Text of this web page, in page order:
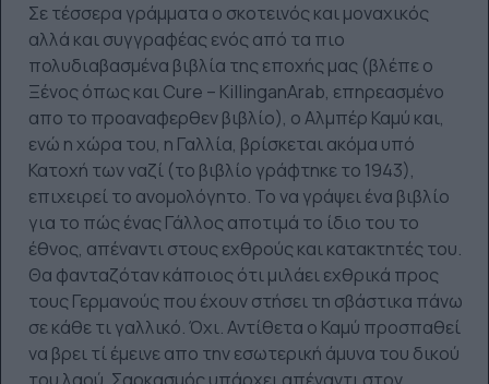
Σε τέσσερα γράμματα ο σκοτεινός και μοναχικός
αλλά και συγγραφέας ενός από τα πιο
πολυδιαβασμένα βιβλία της εποχής μας (βλέπε ο
Ξένος όπως καιCure – KillinganArab, επηρεασμένο
απο το προαναφερθεν βιβλίο), ο Αλμπέρ Καμύ και,
ενώ η χώρα του, η Γαλλία, βρίσκεται ακόμα υπό
Κατοχή των ναζί (το βιβλίο γράφτηκε το 1943),
επιχειρεί το ανομολόγητο. Το να γράψει ένα βιβλίο
για το πώς ένας Γάλλος αποτιμά το ίδιο του το
έθνος, απέναντι στους εχθρούς και κατακτητές του.
Θα φανταζόταν κάποιος ότι μιλάει εχθρικά προς
τους Γερμανούς που έχουν στήσει τη σβάστικα πάνω
σε κάθε τι γαλλικό. Όχι. Αντίθετα ο Καμύ προσπαθεί
να βρει τί έμεινε απο την εσωτερική άμυνα του δικού